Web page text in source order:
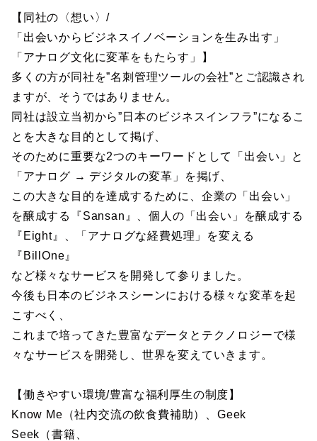
【同社の〈想い〉/
「出会いからビジネスイノベーションを生み出す」
「アナログ文化に変革をもたらす」】
多くの方が同社を”名刺管理ツールの会社”とご認識され
ますが、そうではありません。
同社は設立当初から”日本のビジネスインフラ”になるこ
とを大きな目的として掲げ、
そのために重要な2つのキーワードとして「出会い」と
「アナログ → デジタルの変革」を掲げ、
この大きな目的を達成するために、企業の「出会い」
を醸成する『Sansan』、個人の「出会い」を醸成する
『Eight』、「アナログな経費処理」を変える
『BillOne』
など様々なサービスを開発して参りました。
今後も日本のビジネスシーンにおける様々な変革を起
こすべく、
これまで培ってきた豊富なデータとテクノロジーで様
々なサービスを開発し、世界を変えていきます。
【働きやすい環境/豊富な福利厚生の制度】
Know Me（社内交流の飲食費補助）、Geek
Seek（書籍、